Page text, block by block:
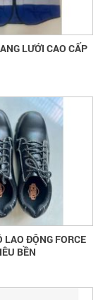
QUANG LƯỚI CAO CẤP
LAO ĐỘNG FORCE
BỀN